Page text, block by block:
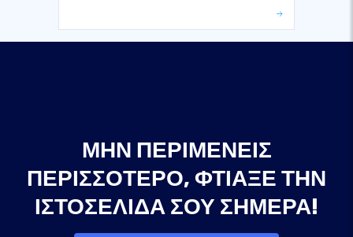
ΜΗΝ ΠΕΡΙΜΈΝΕΙΣ
ΠΕΡΙΣΣΌΤΕΡΟ, ΦΤΙΆΞΕ ΤΗΝ
ΙΣΤΟΣΕΛΊΔΑ ΣΟΥ ΣΉΜΕΡΑ!